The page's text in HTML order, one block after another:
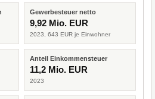
Gewerbesteuer netto
9,92 Mio. EUR
2023, 643 EUR je Einwohner
Anteil Einkommensteuer
11,2 Mio. EUR
2023